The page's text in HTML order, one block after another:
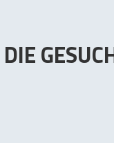
DIE